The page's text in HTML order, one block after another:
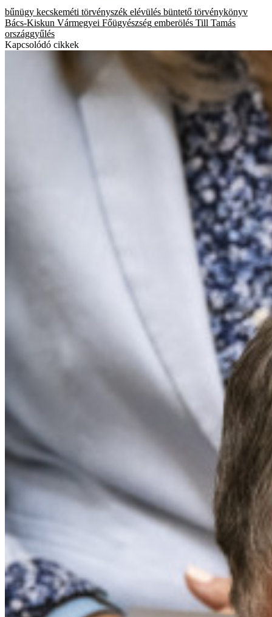
bűnügy kecskeméti törvényszék elévülés büntető törvénykönyv
Bács-Kiskun Vármegyei Főügyészség emberölés Till Tamás
országgyűlés
Kapcsolódó cikkek